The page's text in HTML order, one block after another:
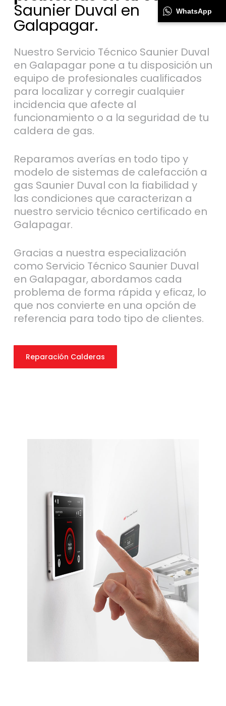
Saunier Duval en
Galapagar.
Nuestro Servicio Técnico Saunier Duval
en Galapagar pone a tu disposición un
equipo de profesionales cualificados
para localizar y corregir cualquier
incidencia que afecte al
funcionamiento o a la seguridad de tu
caldera de gas.
Reparamos averías en todo tipo y
modelo de sistemas de calefacción a
gas Saunier Duval con la fiabilidad y
las condiciones que caracterizan a
nuestro servicio técnico certificado en
Galapagar.
Gracias a nuestra especialización
como Servicio Técnico Saunier Duval
en Galapagar, abordamos cada
problema de forma rápida y eficaz, lo
que nos convierte en una opción de
referencia para todo tipo de clientes.
Reparación Calderas
WhatsApp